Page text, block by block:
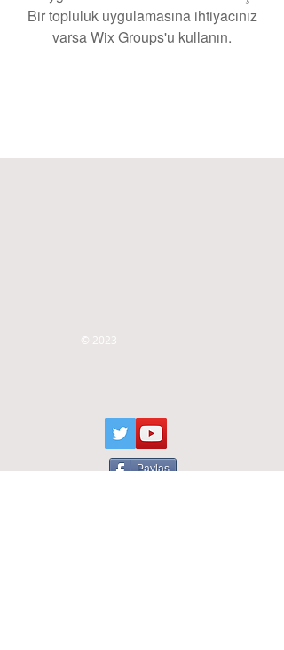
Bir topluluk uygulamasına ihtiyacınız
varsa Wix Groups'u kullanın.
© 2023
Paylaş